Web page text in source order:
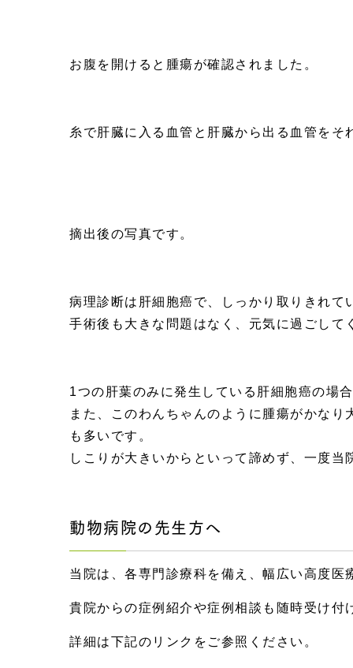
お腹を開けると腫瘍が確認されました。
糸で肝臓に入る血管と肝臓から出る血管を
摘出後の写真です。
病理診断は肝細胞癌で、しっかり取りきれて
手術後も大きな問題はなく、元気に過ごして
1つの肝葉のみに発生している肝細胞癌の場
また、このわんちゃんのように腫瘍がかな
も多いです。
しこりが大きいからといって諦めず、一度
動物病院の先生方へ
当院は、各専門診療科を備え、幅広い高度医
貴院からの症例紹介や症例相談も随時受け
詳細は下記のリンクをご参照ください。